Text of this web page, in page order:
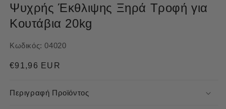
Ψυχρής Έκθλιψης Ξηρά Τροφή για
Κουτάβια 20kg
Κωδικός:04020
Κανονική
€91,96 EUR
Περιγραφή Προϊόντος